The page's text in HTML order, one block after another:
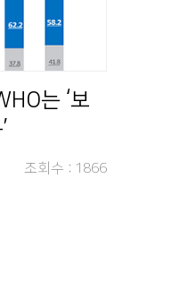
는 ‘보
조회수 : 1866